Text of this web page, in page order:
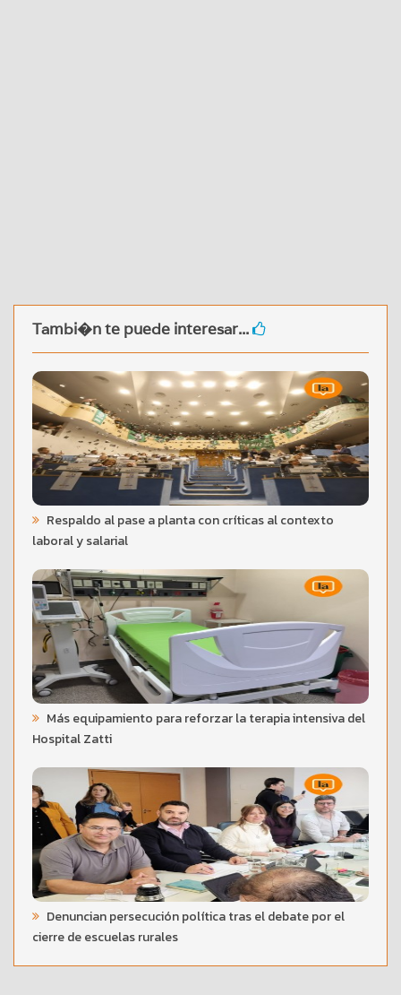
Tambi�n te puede interesar...
Respaldo al pase a planta con críticas al contexto
laboral y salarial
Más equipamiento para reforzar la terapia intensiva del
Hospital Zatti
Denuncian persecución política tras el debate por el
cierre de escuelas rurales